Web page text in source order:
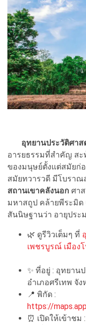
อุทยานประวัติศาส
อารยธรรมที่สำคัญ สะ
ของมนุษย์ตั้งแต่สมัยก่
สมัยทวารวดี มีโบรา
สถานเขาคลังนอก ศา
มหาสถูป คล้ายพีระมิด
สันนิษฐานว่า อายุประ
🌿 ดูรีวิวเต็มๆ ที่
เพชรบูรณ์ เมือง
✨ ที่อยู่ : อุทยาน
อำเภอศรีเทพ จั
📍 พิกัด :
https://
⏰ เปิดให้เข้าชม